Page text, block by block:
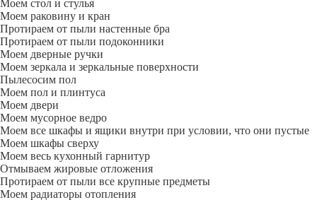
Моем стол и стулья
Моем раковину и кран
Протираем от пыли настенные бра
Протираем от пыли подоконники
Моем дверные ручки
Моем зеркала и зеркальные поверхности
Пылесосим пол
Моем пол и плинтуса
Моем двери
Моем мусорное ведро
Моем все шкафы и ящики внутри при условии, что они пустые
Моем шкафы сверху
Моем весь кухонный гарнитур
Отмываем жировые отложения
Протираем от пыли все крупные предметы
Моем радиаторы отопления